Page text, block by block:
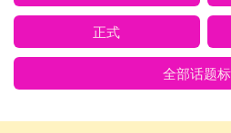
正式
全部话题